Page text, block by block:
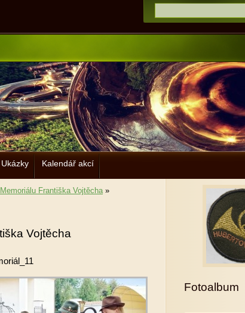
Ukázky Kalendář akcí
Františka Vojtěcha»
Vojtěcha
Fotoalbum